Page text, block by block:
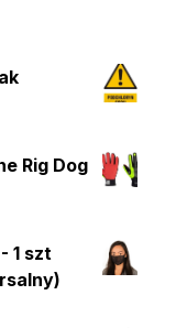
Rig Dog
1 szt